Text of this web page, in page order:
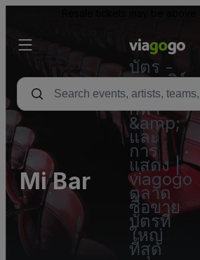
บัตร -
คอนเสิร์ต
บัตร
กีฬา
&amp;
และ
การ
แสดง |
viagogo
ตลาด
ซื้อขาย
บัตรที่
ใหญ่
ที่สุด
Mi Bar